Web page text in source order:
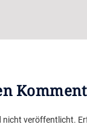
nicht veröffentlicht.